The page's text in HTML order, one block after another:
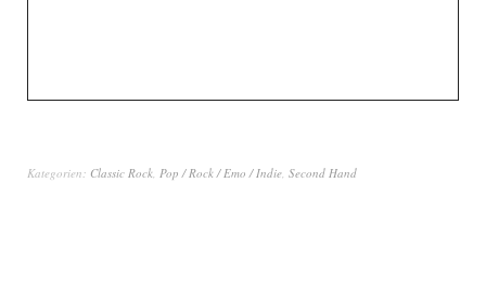
Kategorien: Classic Rock, Pop / Rock / Emo / Indie, Second Hand